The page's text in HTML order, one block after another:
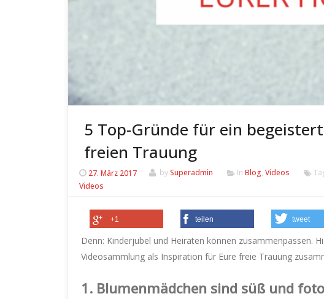
5 Top-Gründe für ein
freien Trauung
27. März 2017 bySuperadmin In Blog, Videos
Videos
+1 teilen tweet
Denn: Kinderjubel und Heiraten können zusammenpassen.
Videosammlung als Inspiration für Eure freie Trauung
1. Blumenmädchen sind süß und